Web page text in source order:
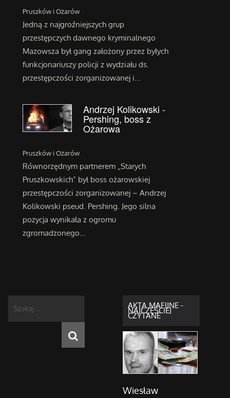
Pruszków i Ożarów
Jedną z najgroźniejszych grup
przestępczych dawnego kryminalnego
Mazowsza był gang założony przez byłych
funkcjonariuszy policji z wydziału ds.
przestępczości zorganizowanej i...
Andrzej Kolikowski -
Pershing, boss z
Ożarowa
Pruszków i Ożarów
Równorzędnym partnerem „Starych
Pruszkowskich” był boss ożarowskiej
przestępczości zorganizowanej – Andrzej
Kolikowski pseud. Pershing. Jego silna
pozycja wynikała z ogromu
zgromadzonego...
AKTA MAFIJNE -
NAJCZĘŚCIEJ
CZYTANE
Wiesław